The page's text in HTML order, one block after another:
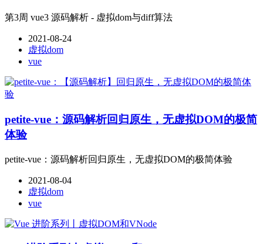
第3周 vue3 源码解析 - 虚拟dom与diff算法
2021-08-24
虚拟dom
vue
petite-vue：源码解析回归原生，无虚拟DOM的极简
体验
petite-vue：源码解析回归原生，无虚拟DOM的极简体验
2021-08-04
虚拟dom
vue